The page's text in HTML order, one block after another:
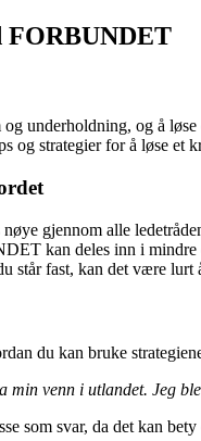
FORBUNDET
underholdning, og å
og strategier for å løse et
nøye gjennom alle
kan deles inn i mindre
står fast, kan det være lurt
du kan bruke
min venn i utlandet. Jeg
som svar, da det kan